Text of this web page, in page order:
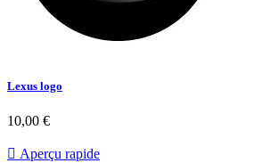
Lexus logo
10,00 €
 Aperçu rapide